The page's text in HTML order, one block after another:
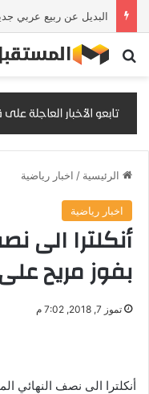
بحث عن
الرئيسية / اخبار رياضية
اخبار رياضية
أنكلترا الى
بفوز مريح
تموز 7, 2018, 7:02 م
أنكلترا الى نصف النهائي